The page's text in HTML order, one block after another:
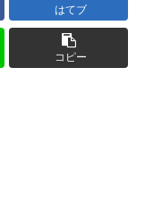
はてブ
コピー